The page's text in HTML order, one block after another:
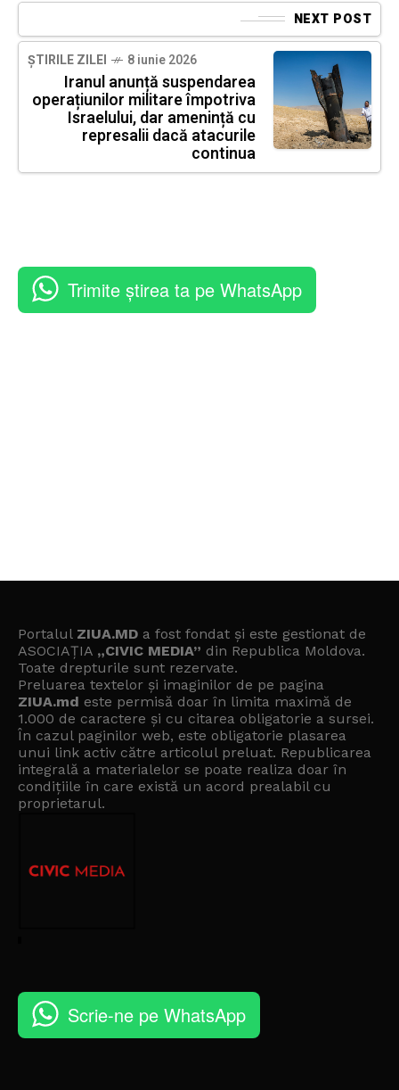
NEXT POST
ȘTIRILE ZILEI 8 iunie 2026
Iranul anunță suspendarea
operațiunilor militare împotriva
Israelului, dar amenință cu
represalii dacă atacurile
continua
Trimite știrea ta pe WhatsApp
Portalul ZIUA.MD a fost fondat și este gestionat de
ASOCIAȚIA „CIVIC MEDIA” din Republica Moldova.
Toate drepturile sunt rezervate.
Preluarea textelor și imaginilor de pe pagina
ZIUA.md este permisă doar în limita maximă de
1.000 de caractere și cu citarea obligatorie a sursei.
În cazul paginilor web, este obligatorie plasarea
unui link activ către articolul preluat. Republicarea
integrală a materialelor se poate realiza doar în
condițiile în care există un acord prealabil cu
proprietarul.
Scrie-ne pe WhatsApp